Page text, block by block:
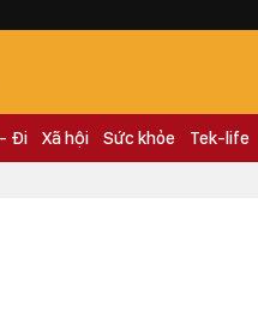
Đi Xã hội Sức khỏe Tek-life